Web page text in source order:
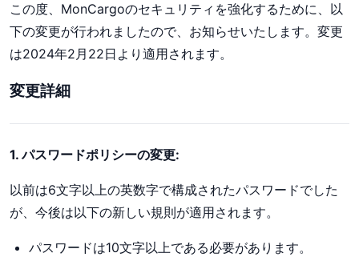
この度、MonCargoのセキュリティを強化するために、以
下の変更が行われましたので、お知らせいたします。変更
は2024年2月22日より適用されます。
変更詳細
1. パスワードポリシーの変更:
以前は6文字以上の英数字で構成されたパスワードでした
が、今後は以下の新しい規則が適用されます。
パスワードは10文字以上である必要があります。